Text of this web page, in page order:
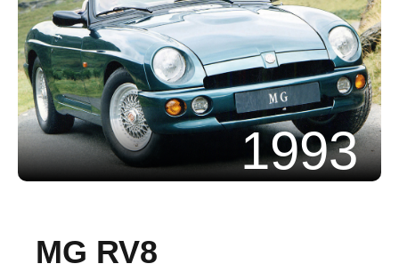
1993
MG RV8